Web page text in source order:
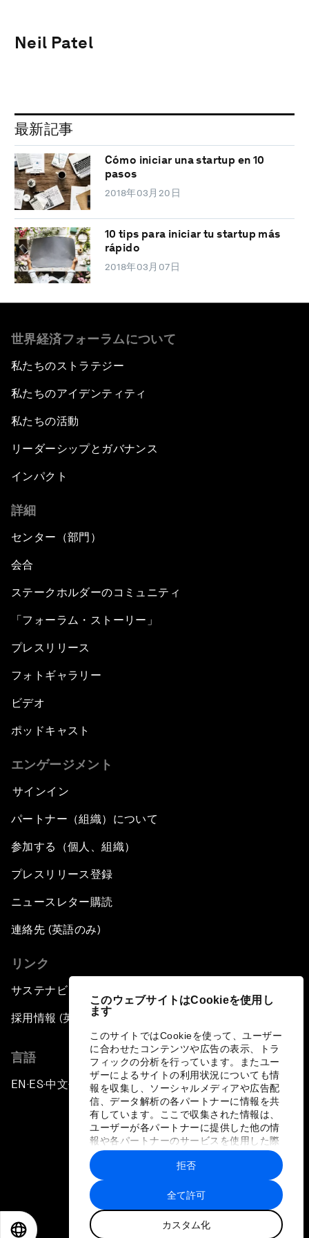
このウェブサイトはCookieを使用し
ます
このサイトではCookieを使って、ユーザー
に合わせたコンテンツや広告の表示、トラ
フィックの分析を行っています。またユー
ザーによるサイトの利用状況についても情
報を収集し、ソーシャルメディアや広告配
信、データ解析の各パートナーに情報を共
有しています。ここで収集された情報は、
ユーザーが各パートナーに提供した他の情
報や各パートナーのサービスを使用した際
に収集された情報と組み合わされ、各パー
トナーによって使用されることがありま
す。
全て許可
カスタム化
拒否
Neil Patel
最新記事
Cómo iniciar una startup en 10
pasos
2018年03月20日
10 tips para iniciar tu startup más
rápido
2018年03月07日
世界経済フォーラムについて
私たちのストラテジー
私たちのアイデンティティ
私たちの活動
リーダーシップとガバナンス
インパクト
詳細
センター（部門）
会合
ステークホルダーのコミュニティ
「フォーラム・ストーリー」
プレスリリース
フォトギャラリー
ビデオ
ポッドキャスト
エンゲージメント
サインイン
パートナー（組織）について
参加する（個人、組織）
プレスリリース登録
ニュースレター購読
連絡先 (英語のみ)
リンク
サステナビリティへの取り組み
採用情報 (英語のみ)
言語
EN ▪ES▪中文▪ 日本語
プライバシーポリシーと利用規約
サイトマップ
©
世界経済フォーラム